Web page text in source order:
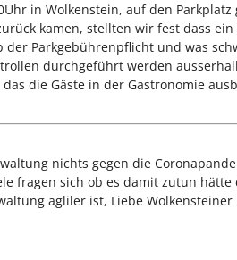
in Wolkenstein, auf den
kamen, stellten wir fest dass
Parkgebührenpflicht und was
durchgeführt werden
die Gäste in der Gastronomie
nichts gegen die
fragen sich ob es damit zutun
agliler ist, Liebe